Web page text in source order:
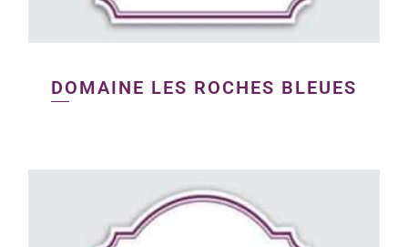
DOMAINE LES ROCHES BLEUES